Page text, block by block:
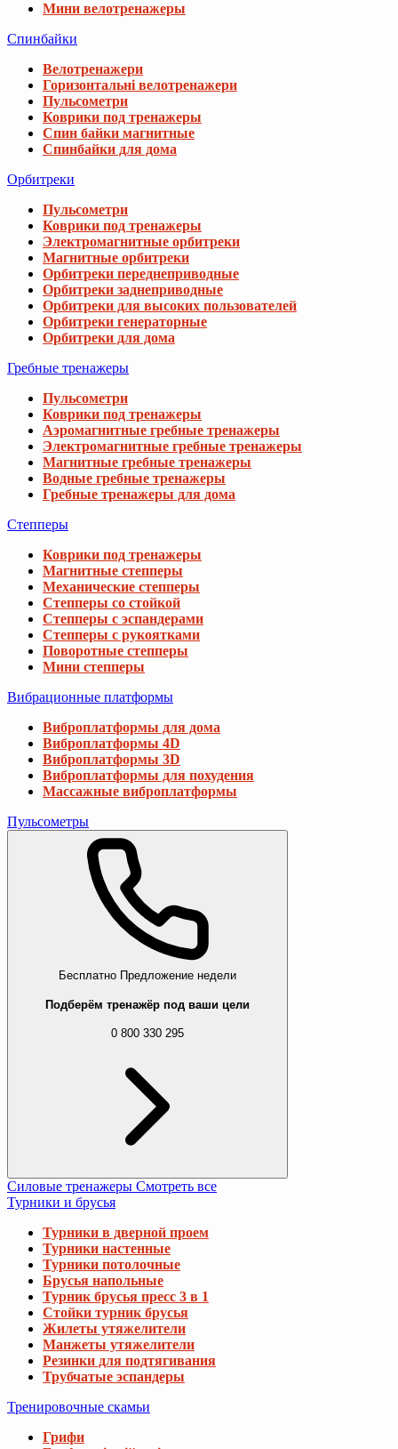
Мини велотренажеры
Спинбайки
Велотренажери
Горизонтальні велотренажери
Пульсометри
Коврики под тренажеры
Спин байки магнитные
Спинбайки для дома
Орбитреки
Пульсометри
Коврики под тренажеры
Электромагнитные орбитреки
Магнитные орбитреки
Орбитреки переднеприводные
Орбитреки заднеприводные
Орбитреки для высоких пользователей
Орбитреки генераторные
Орбитреки для дома
Гребные тренажеры
Пульсометри
Коврики под тренажеры
Аэромагнитные гребные тренажеры
Электромагнитные гребные тренажеры
Магнитные гребные тренажеры
Водные гребные тренажеры
Гребные тренажеры для дома
Степперы
Коврики под тренажеры
Магнитные степперы
Механические степперы
Степперы со стойкой
Степперы с эспандерами
Степперы с рукоятками
Поворотные степперы
Мини степперы
Вибрационные платформы
Виброплатформы для дома
Виброплатформы 4D
Виброплатформы 3D
Виброплатформы для похудения
Массажные виброплатформы
Пульсометры
Бесплатно Предложение недели
Подберём тренажёр под ваши цели
0 800 330 295
Силовые тренажеры Смотреть все
Турники и брусья
Турники в дверной проем
Турники настенные
Турники потолочные
Брусья напольные
Турник брусья пресс 3 в 1
Стойки турник брусья
Жилеты утяжелители
Манжеты утяжелители
Резинки для подтягивания
Трубчатые эспандеры
Тренировочные скамьи
Грифи